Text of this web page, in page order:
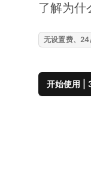
了解为什
无设置费、
开始使用 |